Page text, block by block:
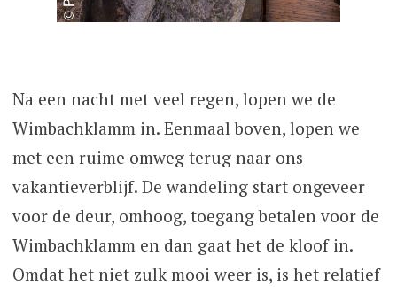
Na een nacht met veel regen, lopen we de
Wimbachklamm in. Eenmaal boven, lopen we
met een ruime omweg terug naar ons
vakantieverblijf. De wandeling start ongeveer
voor de deur, omhoog, toegang betalen voor de
Wimbachklamm en dan gaat het de kloof in.
Omdat het niet zulk mooi weer is, is het relatief